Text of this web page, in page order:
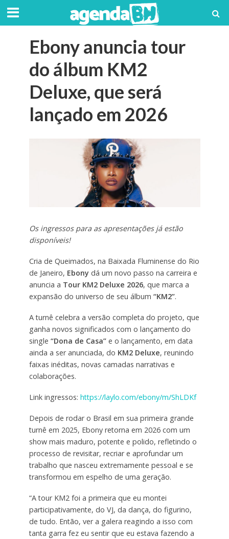
Ebony anuncia tour
do álbum KM2
Deluxe, que será
lançado em 2026
Os ingressos para as apresentações já estão
disponíveis!
Cria de Queimados, na Baixada Fluminense do Rio
de Janeiro, Ebonydá um novo passo na carreira e
anuncia a Tour KM2 Deluxe 2026, que marca a
expansão do universo de seu álbum “KM2”.
A turnê celebra a versão completa do projeto, que
ganha novos significados com o lançamento do
single “Dona de Casa”e o lançamento, em data
ainda a ser anunciada, do KM2 Deluxe, reunindo
faixas inéditas, novas camadas narrativas e
colaborações.
Link ingressos: https://laylo.com/ebony/m/ShLDKf
Depois de rodar o Brasil em sua primeira grande
turnê em 2025, Ebony retorna em 2026 com um
show mais maduro, potente e polido, refletindo o
processo de revisitar, recriar e aprofundar um
trabalho que nasceu extremamente pessoal e se
transformou em espelho de uma geração.
“A tour KM2 foi a primeira que eu montei
participativamente, do VJ, da dança, do figurino,
de tudo. Então, ver a galera reagindo a isso com
tanta garra fez eu sentir que eu estava fazendo a